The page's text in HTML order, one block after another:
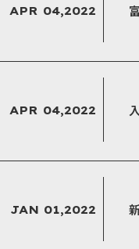
APR 04,2022
APR 04,2022
JAN 01,2022